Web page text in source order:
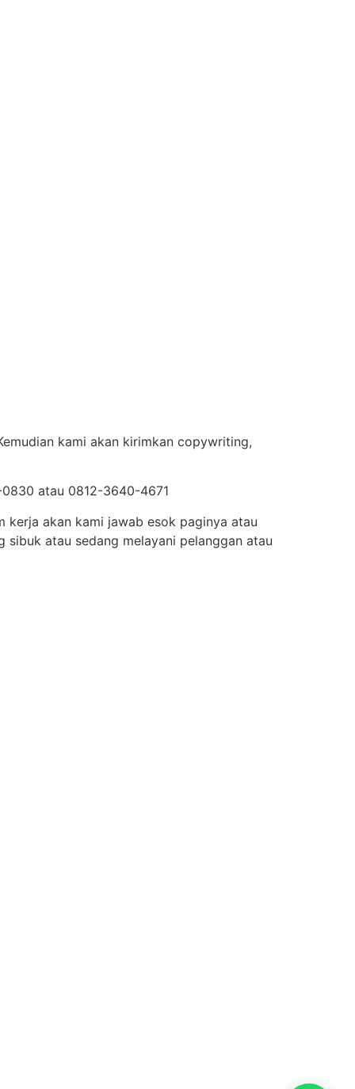
kami akan kirimkan copywriting,
atau 0812-3640-4671
kerja akan kami jawab esok paginya atau
atau sedang melayani pelanggan atau